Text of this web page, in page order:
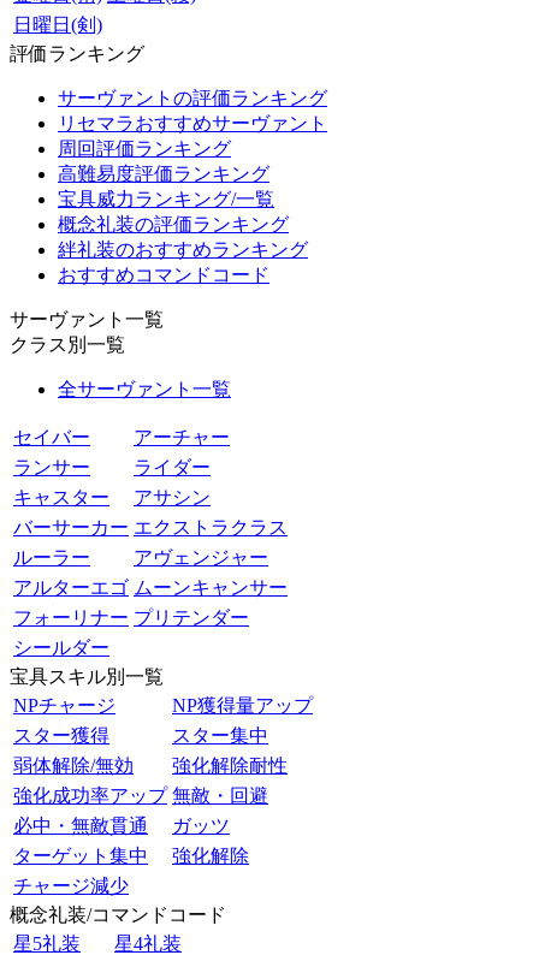
日曜日(剣)
評価ランキング
サーヴァントの評価ランキング
リセマラおすすめサーヴァント
周回評価ランキング
高難易度評価ランキング
宝具威力ランキング/一覧
概念礼装の評価ランキング
絆礼装のおすすめランキング
おすすめコマンドコード
サーヴァント一覧
クラス別一覧
全サーヴァント一覧
セイバー
アーチャー
ランサー
ライダー
キャスター
アサシン
バーサーカー エクストラクラス
ルーラー
アヴェンジャー
アルターエゴ ムーンキャンサー
フォーリナー プリテンダー
シールダー
宝具スキル別一覧
NPチャージ
NP獲得量アップ
スター獲得
スター集中
弱体解除/無効
強化解除耐性
強化成功率アップ 無敵・回避
必中・無敵貫通
ガッツ
ターゲット集中
強化解除
チャージ減少
概念礼装/コマンドコード
星5礼装
星4礼装